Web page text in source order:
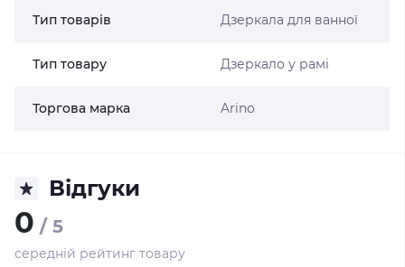
Тип товарів Дзеркала для ванної
Тип товару Дзеркало у рамі
Торгова марка Arino
Відгуки
0 / 5
середній рейтинг товару